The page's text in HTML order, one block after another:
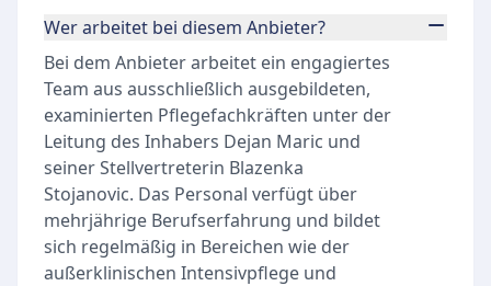
Wer arbeitet bei diesem Anbieter?
Bei dem Anbieter arbeitet ein engagiertes
Team aus ausschließlich ausgebildeten,
examinierten Pflegefachkräften unter der
Leitung des Inhabers Dejan Maric und
seiner Stellvertreterin Blazenka
Stojanovic. Das Personal verfügt über
mehrjährige Berufserfahrung und bildet
sich regelmäßig in Bereichen wie der
außerklinischen Intensivpflege und